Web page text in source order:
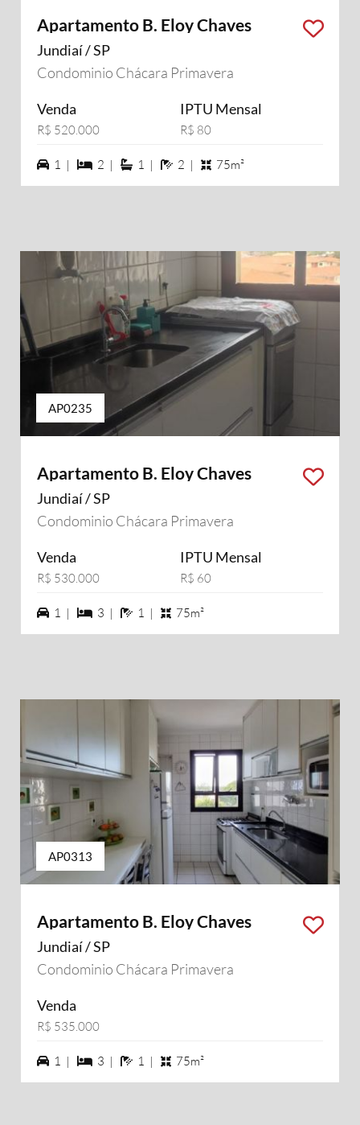
Apartamento B. Eloy Chaves
Jundiaí / SP
Condominio Chácara Primavera
Venda
R$ 520.000
IPTU Mensal
R$ 80
1 vagas na garagem
1 | 2 dormiórios
2 | 1 suítes
1 | 2 banheiros
2 | 75m²
AP0235
Apartamento B. Eloy Chaves
Jundiaí / SP
Condominio Chácara Primavera
Venda
R$ 530.000
IPTU Mensal
R$ 60
1 vagas na garagem
1 | 3 dormiórios
3 | 1 banheiros
1 | 75m²
AP0313
Apartamento B. Eloy Chaves
Jundiaí / SP
Condominio Chácara Primavera
Venda
R$ 535.000
1 vagas na garagem
1 | 3 dormiórios
3 | 1 banheiros
1 | 75m²